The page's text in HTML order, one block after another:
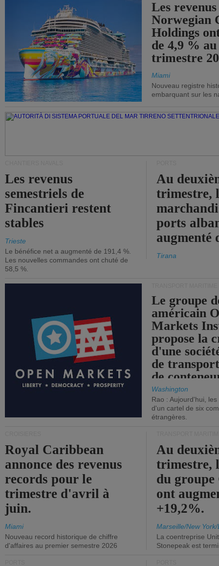
Les
Norwegian
Holdings
de 4,9 %
trimestre
Miami
Nouveau registre
embarquant sur les
Les revenus
semestriels de
Fincantieri restent
stables
Trieste
Le bénéfice net a augmenté de 191,4 %.
Les nouvelles commandes ont chuté de
58,5 %.
Au
trimestre,
ports
augmenté
Tirana
Le groupe
américain
Markets
propose la
d'une
de
de
Washington
Rao : Aujourd'hui,
d'un cartel de six
étrangères.
Royal Caribbean
annonce des revenus
records pour le
trimestre d'avril à
juin.
Miami
Nouveau record historique de chiffre
d'affaires au premier semestre 2026
Au
trimestre,
du
ont
+19,2%.
Marseille/New
La coentreprise
Stonepeak est